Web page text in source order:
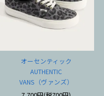
オーセンティック
AUTHENTIC
VANS（ヴァンズ）